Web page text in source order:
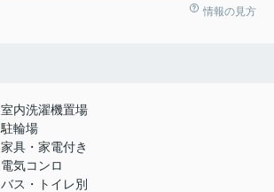
情報の見方
室内洗濯機置場
駐輪場
家具・家電付き
電気コンロ
バス・トイレ別